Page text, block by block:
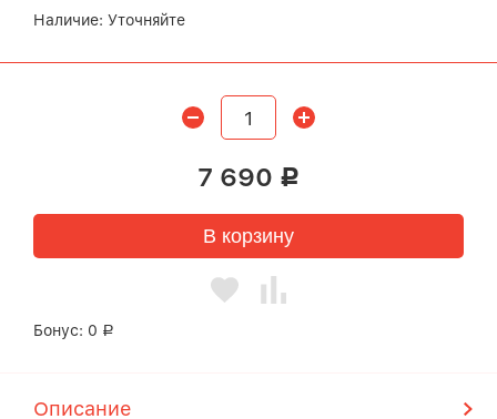
Наличие: Уточняйте
7 690 Р
В корзину
Бонус: 0 Р
Описание